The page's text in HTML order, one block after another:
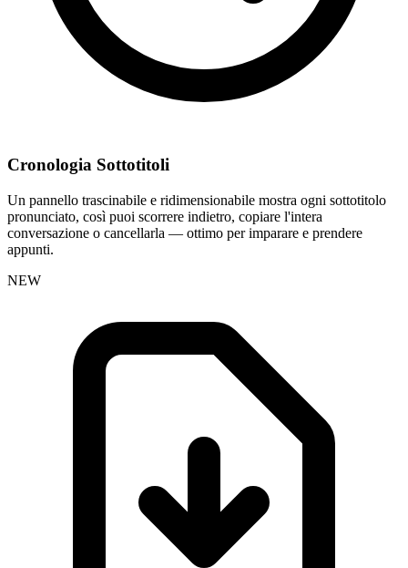
Cronologia Sottotitoli
Un pannello trascinabile e ridimensionabile mostra ogni sottotitolo
pronunciato, così puoi scorrere indietro, copiare l'intera
conversazione o cancellarla — ottimo per imparare e prendere
appunti.
NEW